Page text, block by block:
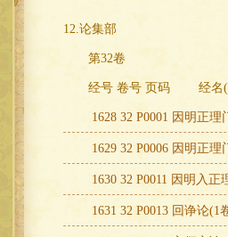
12.论集部
第32卷
经号 卷号 页码 经名(
1628 32 P0001 因明正理
1629 32 P0006 因明正理
1630 32 P0011 因明入正
1631 32 P0013 回诤论